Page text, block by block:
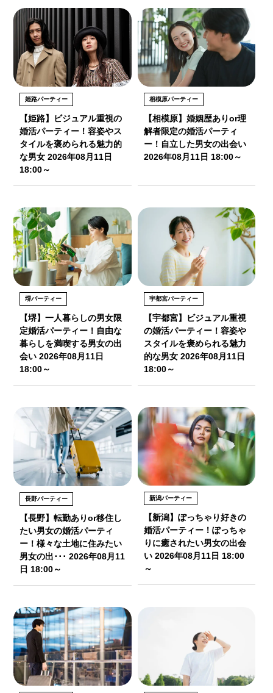
姫路パーティー
【姫路】ビジュアル重視の
婚活パーティー！容姿やス
タイルを褒められる魅力的
な男女 2026年08月11日
18:00～
相模原パーティー
【相模原】婚姻歴ありor理
解者限定の婚活パーティ
ー！自立した男女の出会い
2026年08月11日 18:00～
堺パーティー
【堺】一人暮らしの男女限
定婚活パーティー！自由な
暮らしを満喫する男女の出
会い 2026年08月11日
18:00～
宇都宮パーティー
【宇都宮】ビジュアル重視
の婚活パーティー！容姿や
スタイルを褒められる魅力
的な男女 2026年08月11日
18:00～
長野パーティー
【長野】転勤ありor移住し
たい男女の婚活パーティ
ー！様々な土地に住みたい
男女の出･･･ 2026年08月11
日 18:00～
新潟パーティー
【新潟】ぽっちゃり好きの
婚活パーティー！ぽっちゃ
りに癒されたい男女の出会
い 2026年08月11日 18:00
～